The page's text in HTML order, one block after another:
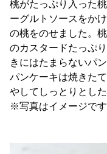
桃がたっぷり入った
ーグルトソースをか
の桃をのせました。
のカスタードたっぷ
きにはたまらないパ
パンケーキは焼きた
やしてしっとりとし
※写真はイメージで